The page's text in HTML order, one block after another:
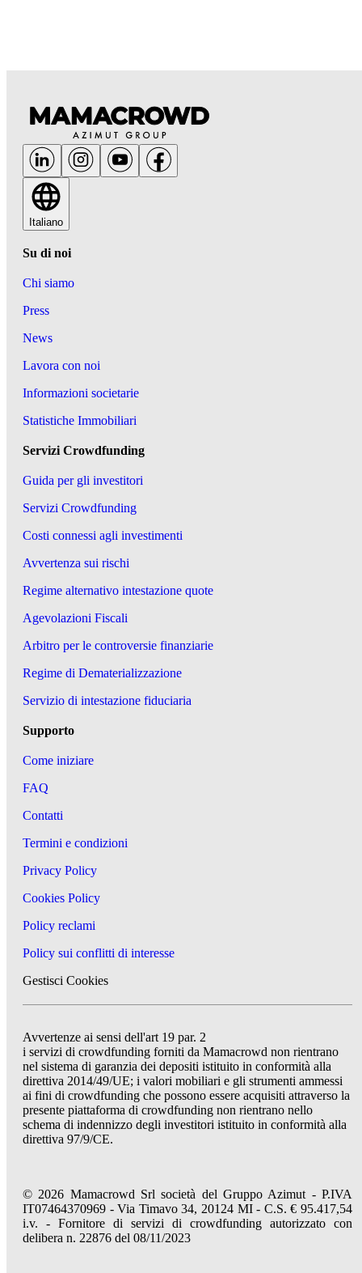
Italiano
Su di noi
Chi siamo
Press
News
Lavora con noi
Informazioni societarie
Statistiche Immobiliari
Servizi Crowdfunding
Guida per gli investitori
Servizi Crowdfunding
Costi connessi agli investimenti
Avvertenza sui rischi
Regime alternativo intestazione quote
Agevolazioni Fiscali
Arbitro per le controversie finanziarie
Regime di Dematerializzazione
Servizio di intestazione fiduciaria
Supporto
Come iniziare
FAQ
Contatti
Termini e condizioni
Privacy Policy
Cookies Policy
Policy reclami
Policy sui conflitti di interesse
Gestisci Cookies
Avvertenze ai sensi dell'art 19 par. 2
i servizi di crowdfunding forniti da Mamacrowd non rientrano
nel sistema di garanzia dei depositi istituito in conformità alla
direttiva 2014/49/UE; i valori mobiliari e gli strumenti ammessi
ai fini di crowdfunding che possono essere acquisiti attraverso la
presente piattaforma di crowdfunding non rientrano nello
schema di indennizzo degli investitori istituito in conformità alla
direttiva 97/9/CE.
© 2026 Mamacrowd Srl società del Gruppo Azimut - P.IVA
IT07464370969 - Via Timavo 34, 20124 MI - C.S. € 95.417,54
i.v. - Fornitore di servizi di crowdfunding autorizzato con
delibera n. 22876 del 08/11/2023